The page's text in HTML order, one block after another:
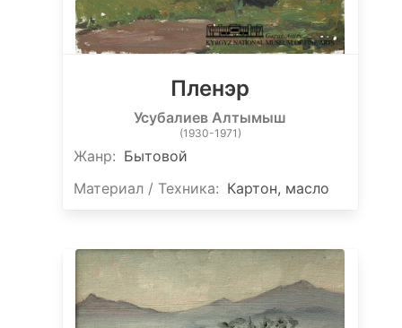
Пленэр
Усубалиев Алтымыш
(1930-1971)
Жанр: Бытовой
Материал / Техника: Картон, масло